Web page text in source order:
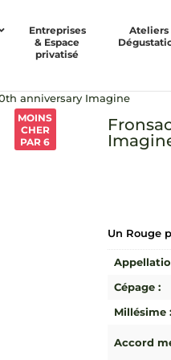
Entreprises
& Espace
privatisé
Ateliers
anniversary Imagine
MOINS
CHER
PAR 6
Un Rouge
Cépage :
Millésime :
Accord